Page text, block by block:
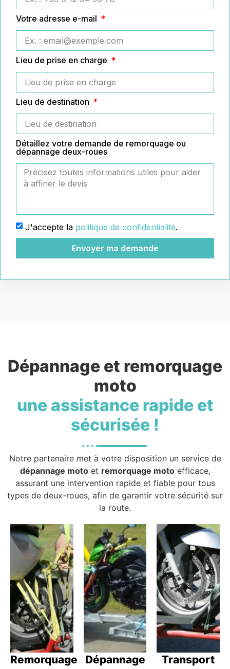
Votre adresse e-mail
Lieu de prise en charge
Lieu de destination
Détaillez votre demande de remorquage ou
dépannage deux-roues
J'accepte la politique de confidentialité.
Envoyer ma demande
Dépannage et remorquage
moto
une assistance rapide et
sécurisée !
Notre partenaire met à votre disposition un service de
dépannage motoet remorquage motoefficace,
assurant une intervention rapide et fiable pour tous
types de deux-roues, afin de garantir votre sécurité sur
la route.
Remorquage
Dépannage
Transport